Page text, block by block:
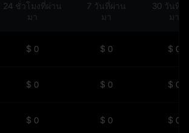
24 ชั่วโมงที่ผ่าน
มา
7 วันที่ผ่าน
มา
30 วันที่ผ่
มา
$ 0 $ 0 $ 0
$ 0 $ 0 $ 0
$ 0 $ 0 $ 0